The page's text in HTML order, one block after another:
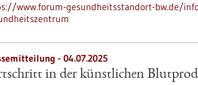
www.forum-gesundheitsstandort-bw.de/
- 04.07.2025
in der künstlichen